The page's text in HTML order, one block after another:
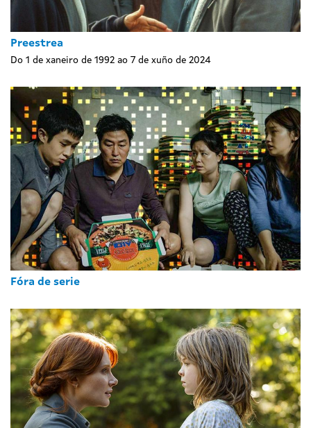
Preestrea
Do 1 de xaneiro de 1992 ao 7 de xuño de 2024
Fóra de serie